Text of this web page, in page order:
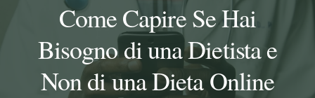
Come Capire Se Hai
Bisogno di una Dietista e
Non di una Dieta Online